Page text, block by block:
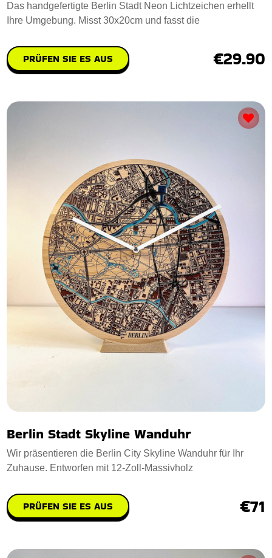
Das handgefertigte Berlin Stadt Neon Lichtzeichen erhellt
Ihre Umgebung. Misst 30x20cm und fasst die
PRÜFEN SIE ES AUS €29.90
Berlin Stadt Skyline Wanduhr
Wir präsentieren die Berlin City Skyline Wanduhr für Ihr
Zuhause. Entworfen mit 12-Zoll-Massivholz
PRÜFEN SIE ES AUS €71